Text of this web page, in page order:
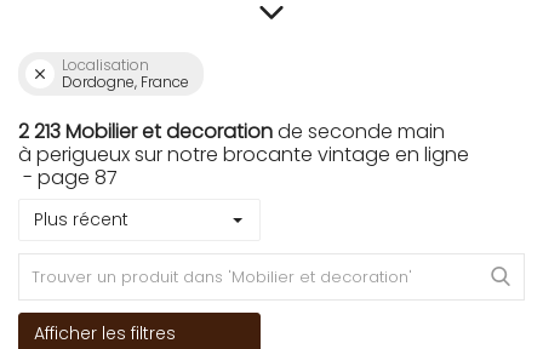
Localisation
Dordogne, France
2 213 Mobilier et decorationde seconde main
à perigueux sur notre brocante vintage en ligne
- page 87
Plus récent
Afficher les filtres